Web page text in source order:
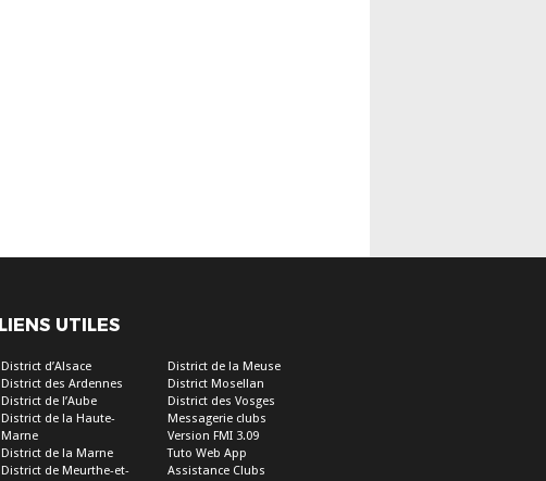
LIENS UTILES
District d’Alsace
District des Ardennes
District de l’Aube
District de la Haute-
Marne
District de la Marne
District de Meurthe-et-
District de la Meuse
District Mosellan
District des Vosges
Messagerie clubs
Version FMI 3.09
Tuto Web App
Assistance Clubs